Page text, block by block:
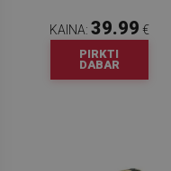
KAINA: 39.99 €
PIRKTI
DABAR